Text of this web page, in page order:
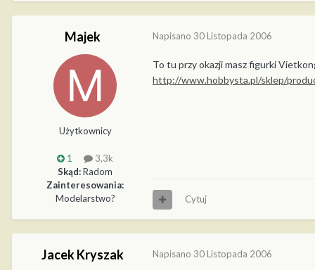
Majek
Użytkownicy
1
3,3k
Skąd:Radom
Zainteresowania:
Modelarstwo?
Napisano 30 Listopada 2006
To tu przy okazji masz figurki
http://www.hobbysta.pl/sklep/
Cytuj
Jacek Kryszak Napisano 30 Listopada 2006